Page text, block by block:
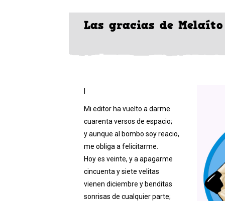
Las gracias de Melaíto
Mi editor ha vuelto a darme
cuarenta versos de espacio;
y aunque al bombo soy reacio,
me obliga a felicitarme.
Hoy es veinte, y a apagarme
cincuenta y siete velitas
vienen diciembre y benditas
sonrisas de cualquier parte;